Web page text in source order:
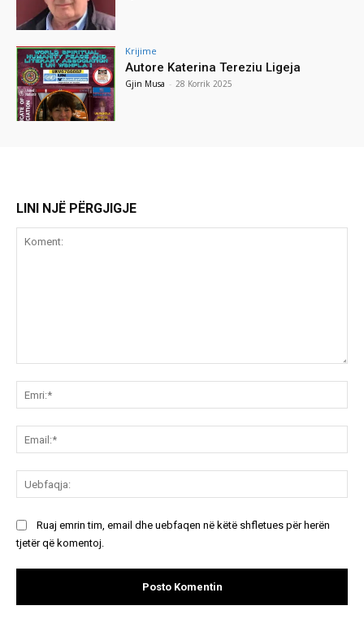
Krijime
Autore Katerina Tereziu Ligeja
Gjin Musa - 28 Korrik 2025
LINI NJË PËRGJIGJE
Ruaj emrin tim, email dhe uebfaqen në këtë shfletues për herën
tjetër që komentoj.